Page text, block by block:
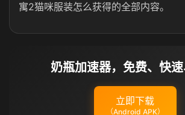
寓2猫咪服装怎么获得的全部内容。
奶瓶加速器，免费、快
立即下载
（Android APK）